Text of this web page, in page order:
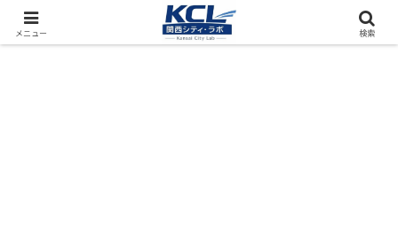
都市再開発をフィールド調査（累計アクセス数4000万PV）
メニュー 検索